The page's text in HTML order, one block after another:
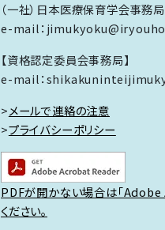
（一社）日本医療保育学会事務局
e-mail：
【資格認定委員会事務局】
e-mail：
>メールで連絡の注意
>プライバシーポリシー
PDFが開かない場合は「Adobe
ください。